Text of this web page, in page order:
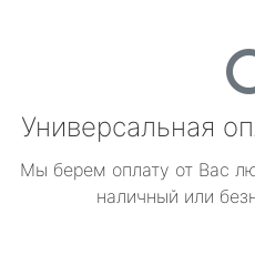
Универсальная
Мы берем оплату от Вас
наличный или